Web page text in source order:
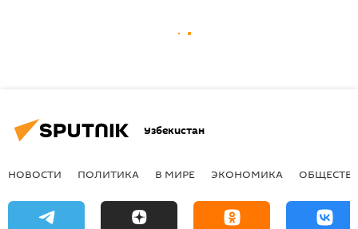
Узбекистан
НОВОСТИ ПОЛИТИКА В МИРЕ ЭКОНОМИКА